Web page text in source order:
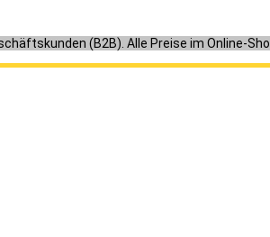
(B2B). Alle Preise im Online-